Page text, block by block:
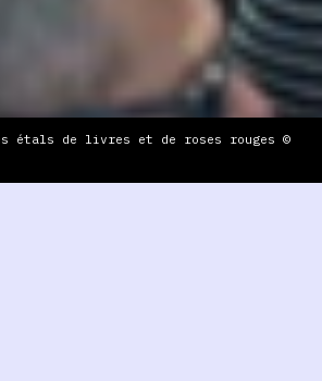
étals de livres et de roses rouges ©